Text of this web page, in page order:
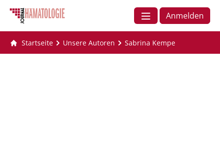
Anmelden
Startseite Unsere Autoren Sabrina Kempe